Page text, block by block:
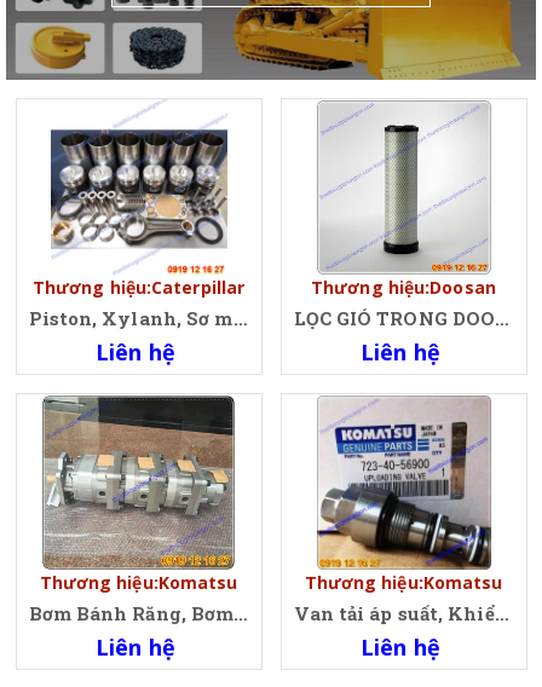
Thương hiệu:Caterpillar
Piston, Xylanh, Sơ mi, Xéc măng Caterpillar
Liên hệ
Thương hiệu:Doosan
LỌC GIÓ TRONG DOOSAN, DEAWOO 47400039, JAE88094. JAE-88094
Liên hệ
Thương hiệu:Komatsu
Bơm Bánh Răng, Bơm Tổng Xe Xúc Lật, Gear Hydraulic Pump Komatsu, Wheel Loader
Liên hệ
Thương hiệu:Komatsu
Van tải áp suất, Khiển áp suất, Uploading Valve Komatsu, 723-40-56900, 7234056900, PC200-7
Liên hệ